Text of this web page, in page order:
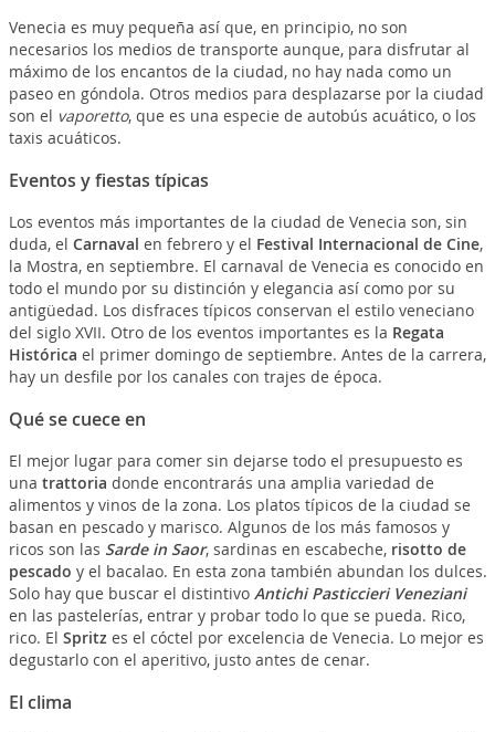
Venecia es muy pequeña así que, en principio, no son
necesarios los medios de transporte aunque, para disfrutar al
máximo de los encantos de la ciudad, no hay nada como un
paseo en góndola. Otros medios para desplazarse por la ciudad
son el vaporetto, que es una especie de autobús acuático, o los
taxis acuáticos.
Eventos y fiestas típicas
Los eventos más importantes de la ciudad de Venecia son, sin
duda, el Carnaval en febrero y el Festival Internacional de Cine,
la Mostra, en septiembre. El carnaval de Venecia es conocido en
todo el mundo por su distinción y elegancia así como por su
antigüedad. Los disfraces típicos conservan el estilo veneciano
del siglo XVII. Otro de los eventos importantes es la Regata
Histórica el primer domingo de septiembre. Antes de la carrera,
hay un desfile por los canales con trajes de época.
Qué se cuece en
El mejor lugar para comer sin dejarse todo el presupuesto es
una trattoria donde encontrarás una amplia variedad de
alimentos y vinos de la zona. Los platos típicos de la ciudad se
basan en pescado y marisco. Algunos de los más famosos y
ricos son las Sarde in Saor, sardinas en escabeche, risotto de
pescado y el bacalao. En esta zona también abundan los dulces.
Solo hay que buscar el distintivo Antichi Pasticcieri Veneziani
en las pastelerías, entrar y probar todo lo que se pueda. Rico,
rico. El Spritzes el cóctel por excelencia de Venecia. Lo mejor es
degustarlo con el aperitivo, justo antes de cenar.
El clima